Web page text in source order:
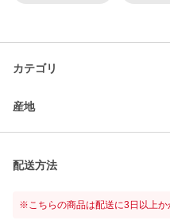
カテゴリ
産地
配送方法
※こちらの商品は配送に3日以上